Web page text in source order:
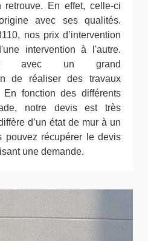
En effet, celle-ci
avec ses qualités.
nos prix d’intervention
intervention à l'autre.
avec un grand
de réaliser des travaux
fonction des différents
notre devis est très
d’un état de mur à un
pouvez récupérer le devis
une demande.